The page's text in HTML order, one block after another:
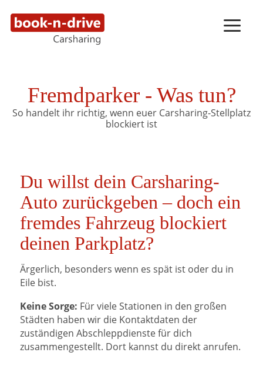
Fremdparker - Was tun?
So handelt ihr richtig, wenn euer Carsharing-Stellplatz
blockiert ist
Du willst dein Carsharing-
Auto zurückgeben – doch ein
fremdes Fahrzeug blockiert
deinen Parkplatz?
Ärgerlich, besonders wenn es spät ist oder du in
Eile bist.
Keine Sorge: Für viele Stationen in den großen
Städten haben wir die Kontaktdaten der
zuständigen Abschleppdienste für dich
zusammengestellt. Dort kannst du direkt anrufen.